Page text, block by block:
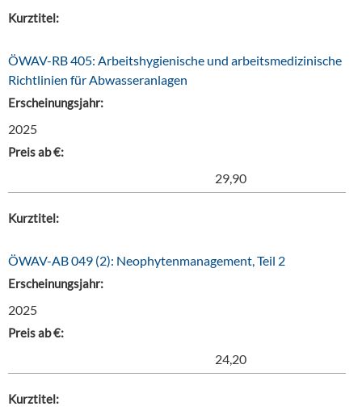
Kurztitel:
ÖWAV-RB 405: Arbeitshygienische und arbeitsmedizinische
Richtlinien für Abwasseranlagen
Erscheinungsjahr:
2025
Preis ab €:
29,90
Kurztitel:
ÖWAV-AB 049 (2): Neophytenmanagement, Teil 2
Erscheinungsjahr:
2025
Preis ab €:
24,20
Kurztitel: